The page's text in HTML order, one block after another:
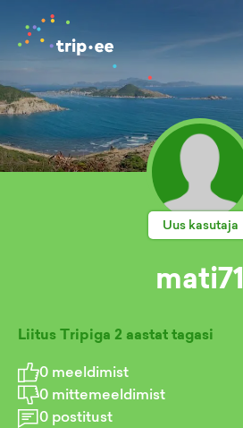
Uus kasutaja
mati71
Liitus Tripiga 2 aastat tagasi
0 meeldimist
0 mittemeeldimist
0 postitust